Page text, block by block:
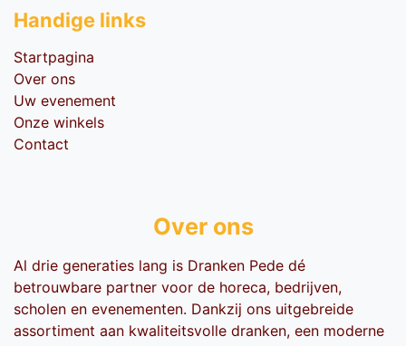
Handige li​nks
Startpagina
Over ons
Uw evenement
Onze winkels
Contact
Over ons
Al drie generaties lang is Dranken Pede dé
betrouwbare partner voor de horeca, bedrijven,
scholen en evenementen. Dankzij ons uitgebreide
assortiment aan kwaliteitsvolle dranken, een moderne